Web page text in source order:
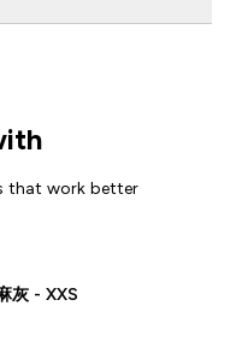
that work better
灰 - XXS